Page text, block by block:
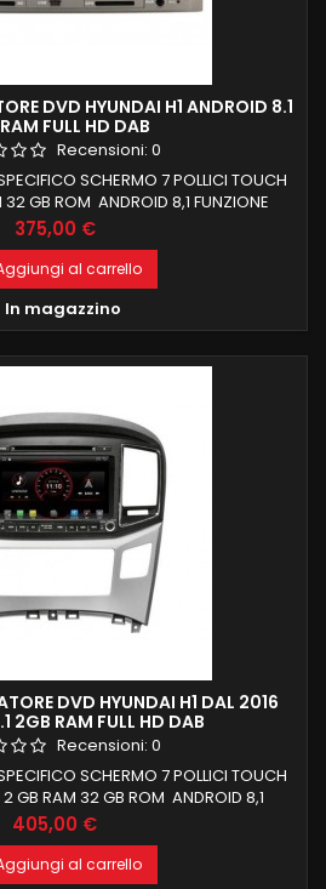
DVD HYUNDAI H1 ANDROID 8.1
FULL HD DAB
Recensioni: 0
SCHERMO 7 POLLICI TOUCH
32 GB ROM ANDROID 8,1 FUNZIONE
MODULO DAB+WIFI
INTEGRATO ingresso camera e aux
Prezzo
375,00 €
al carrello
In magazzino
DVD HYUNDAI H1 DAL 2016
2GB RAM FULL HD DAB
Recensioni: 0
SCHERMO 7 POLLICI TOUCH
2 GB RAM 32 GB ROM ANDROID 8,1
COMPATIBILE MODULO DAB+WIFI
INTEGRATO ingresso camera e aux
Prezzo
405,00 €
al carrello